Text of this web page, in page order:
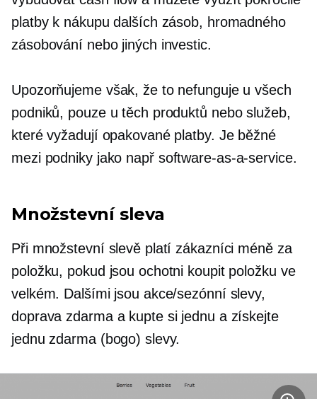
platby k nákupu dalších zásob, hromadného
zásobování nebo jiných investic.
Upozorňujeme však, že to nefunguje u všech
podniků, pouze u těch produktů nebo služeb,
které vyžadují opakované platby. Je běžné
mezi podniky jako např software-as-a-service.
Množstevní sleva
Při množstevní slevě platí zákazníci méně za
položku, pokud jsou ochotni koupit položku ve
velkém. Dalšími jsou akce/sezónní slevy,
doprava zdarma a kupte si jednu a získejte
jednu zdarma (bogo) slevy.